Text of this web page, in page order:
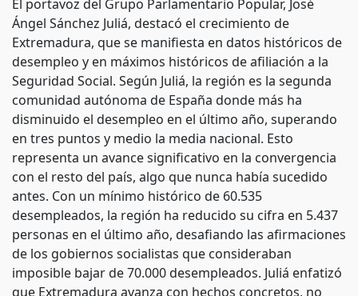
El portavoz del Grupo Parlamentario Popular, José
Ángel Sánchez Juliá, destacó el crecimiento de
Extremadura, que se manifiesta en datos históricos de
desempleo y en máximos históricos de afiliación a la
Seguridad Social. Según Juliá, la región es la segunda
comunidad autónoma de España donde más ha
disminuido el desempleo en el último año, superando
en tres puntos y medio la media nacional. Esto
representa un avance significativo en la convergencia
con el resto del país, algo que nunca había sucedido
antes. Con un mínimo histórico de 60.535
desempleados, la región ha reducido su cifra en 5.437
personas en el último año, desafiando las afirmaciones
de los gobiernos socialistas que consideraban
imposible bajar de 70.000 desempleados. Juliá enfatizó
que Extremadura avanza con hechos concretos, no